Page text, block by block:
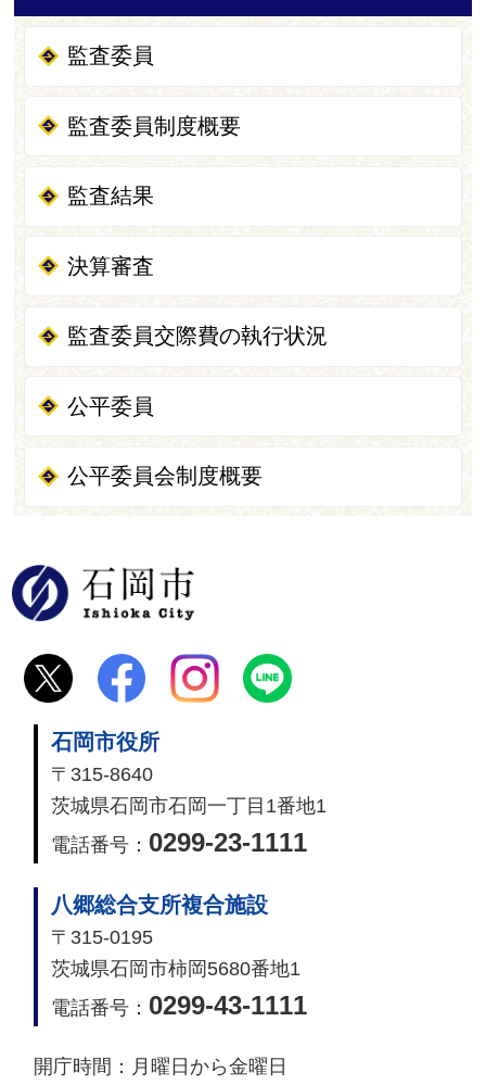
監査委員
監査委員制度概要
監査結果
決算審査
監査委員交際費の執行状況
公平委員
公平委員会制度概要
石岡市役所
〒315-8640
茨城県石岡市石岡一丁目1番地1
電話番号： 0299-23-1111
八郷総合支所複合施設
〒315-0195
茨城県石岡市柿岡5680番地1
電話番号： 0299-43-1111
開庁時間： 月曜日から金曜日